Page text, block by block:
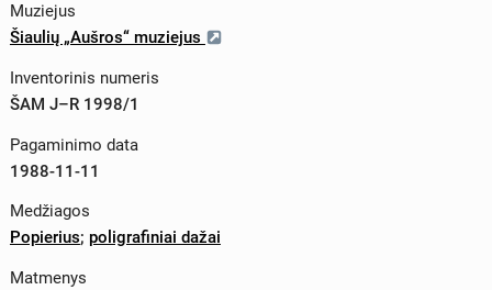
Muziejus
Šiaulių „Aušros“ muziejus
Inventorinis numeris
ŠAM J–R 1998/1
Pagaminimo data
1988-11-11
Medžiagos
Popierius; poligrafiniai dažai
Matmenys